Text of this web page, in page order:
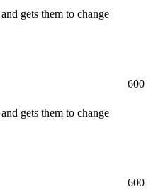
gets them to change
gets them to change
600
600